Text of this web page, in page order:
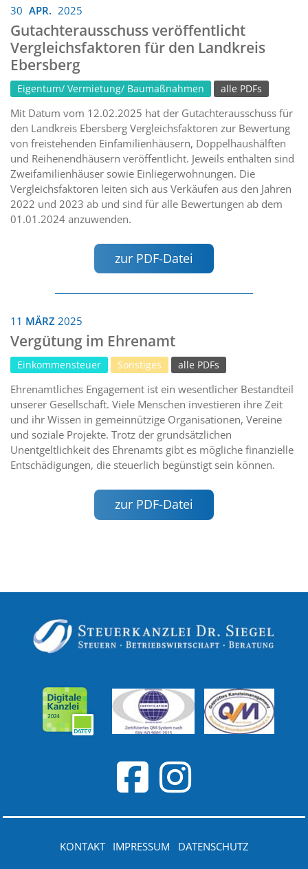
30 APR. 2025
Gutachterausschuss veröffentlicht
Vergleichsfaktoren für den Landkreis
Ebersberg
Eigentum/ Vermietung/ Baumaßnahmen alle PDFs
Mit Datum vom 12.02.2025 hat der Gutachterausschuss für
den Landkreis Ebersberg Vergleichsfaktoren zur Bewertung
von freistehenden Einfamilienhäusern, Doppelhaushälften
und Reihenendhäusern veröffentlicht. Jeweils enthalten sind
Zweifamilienhäuser sowie Einliegerwohnungen. Die
Vergleichsfaktoren leiten sich aus Verkäufen aus den Jahren
2022 und 2023 ab und sind für alle Bewertungen ab dem
01.01.2024 anzuwenden.
zur PDF-Datei
11 MÄRZ 2025
Vergütung im Ehrenamt
Einkommensteuer Sonstiges alle PDFs
Ehrenamtliches Engagement ist ein wesentlicher Bestandteil
unserer Gesellschaft. Viele Menschen investieren ihre Zeit
und ihr Wissen in gemeinnützige Organisationen, Vereine
und soziale Projekte. Trotz der grundsätzlichen
Unentgeltlichkeit des Ehrenamts gibt es mögliche finanzielle
Entschädigungen, die steuerlich begünstigt sein können.
zur PDF-Datei
KONTAKT IMPRESSUM DATENSCHUTZ